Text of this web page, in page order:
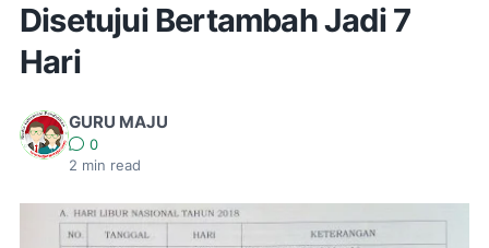
Disetujui Bertambah Jadi 7
Hari
GURU MAJU
0
2 min read